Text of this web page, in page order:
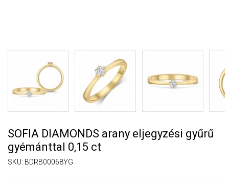
SOFIA DIAMONDS arany eljegyzési gyűrű
gyémánttal 0,15 ct
SKU: BDRB00068YG